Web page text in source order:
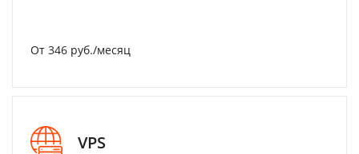
От 346 руб./месяц
VPS